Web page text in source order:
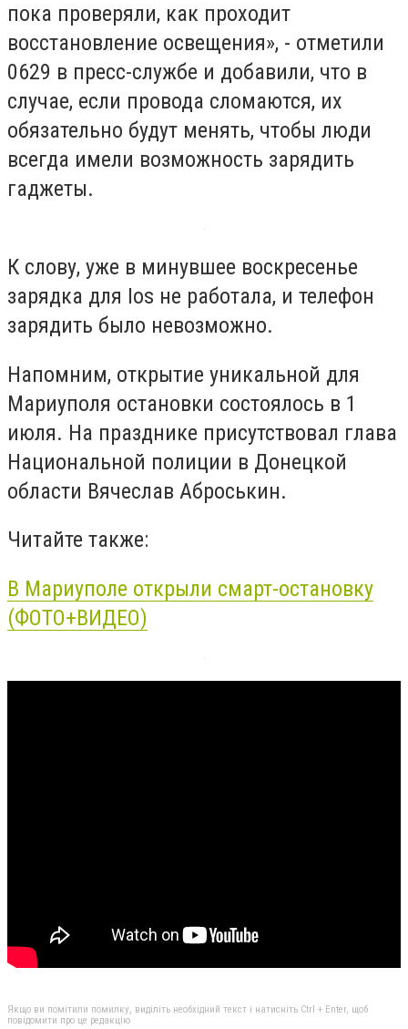
пока проверяли, как проходит
восстановление освещения», - отметили
0629 в пресс-службе и добавили, что в
случае, если провода сломаются, их
обязательно будут менять, чтобы люди
всегда имели возможность зарядить
гаджеты.
К слову, уже в минувшее воскресенье
зарядка для Ios не работала, и телефон
зарядить было невозможно.
Напомним, открытие уникальной для
Мариуполя остановки состоялось в 1
июля. На празднике присутствовал глава
Национальной полиции в Донецкой
области Вячеслав Аброськин.
Читайте также:
В Мариуполе открыли смарт-остановку
(ФОТО+ВИДЕО)
Якщо ви помітили помилку, виділіть необхідний текст і натисніть Ctrl + Enter, щоб
повідомити про це редакцію